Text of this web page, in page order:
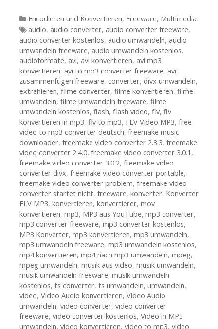
Kategorien
Encodieren und Konvertieren, Freeware, Multimedia
Tags
audio, audio converter, audio converter freeware,
audio converter kostenlos, audio umwandeln, audio
umwandeln freeware, audio umwandeln kostenlos,
audioformate, avi, avi konvertieren, avi mp3
konvertieren, avi to mp3 converter freeware, avi
zusammenfügen freeware, converter, divx umwandeln,
extrahieren, filme converter, filme konvertieren, filme
umwandeln, filme umwandeln freeware, filme
umwandeln kostenlos, flash, flash video, flv, flv
konvertieren in mp3, flv to mp3, FLV Video MP3, free
video to mp3 converter deutsch, freemake music
downloader, freemake video converter 2.3.3, freemake
video converter 2.4.0, freemake video converter 3.0.1 ,
freemake video converter 3.0.2, freemake video
converter divx, freemake video converter portable,
freemake video converter problem, freemake video
converter startet nicht, freeware, konverter, Konverter
FLV MP3, konvertieren, konvertierer, mov
konvertieren, mp3, MP3 aus YouTube, mp3 converter,
mp3 converter freeware, mp3 converter kostenlos,
MP3 Konverter, mp3 konvertieren, mp3 umwandeln,
mp3 umwandeln freeware, mp3 umwandeln kostenlos,
mp4 konvertieren, mp4 nach mp3 umwandeln, mpeg,
mpeg umwandeln, musik aus video, musik umwandeln,
musik umwandeln freeware, musik umwandeln
kostenlos, ts converter, ts umwandeln, umwandeln,
video, Video Audio konvertieren, Video Audio
umwandeln, video converter, video converter
freeware, video converter kostenlos, Video in MP3
umwandeln, video konvertieren, video to mp3, video